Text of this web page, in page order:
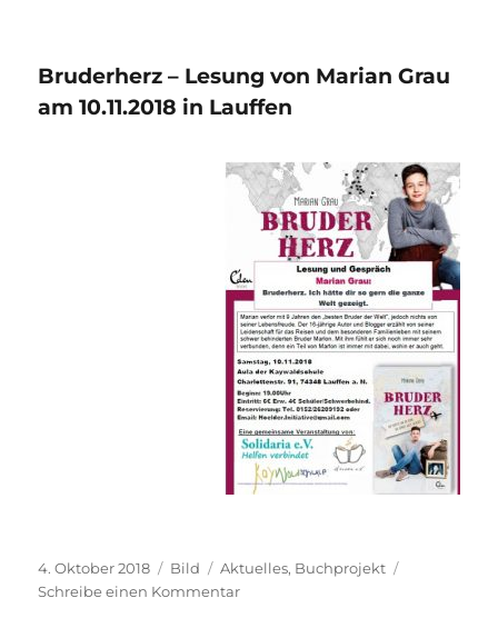
Grau
ein
Bruderherz – Lesung von Marian Grau
am 10.11.2018 in Lauffen
Veröffentlicht
am
4. Oktober 2018 Format
Bild Kategorien
Aktuelles, Buchprojekt
Schreibe einen Kommentarzu